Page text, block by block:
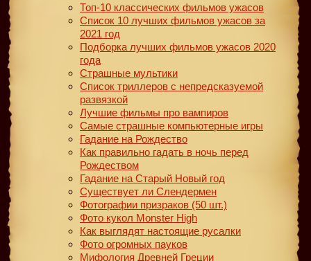
Топ-10 классических фильмов ужасов
Список 10 лучших фильмов ужасов за
2021 год
Подборка лучших фильмов ужасов 2020
года
Страшные мультики
Список триллеров с непредсказуемой
развязкой
Лучшие фильмы про вампиров
Самые страшные компьютерные игры
Гадание на Рождество
Как правильно гадать в ночь перед
Рождеством
Гадание на Старый Новый год
Существует ли Слендермен
Фотографии призраков (50 шт.)
Фото кукол Monster High
Как выглядят настоящие русалки
Фото огромных пауков
Мифология Древней Греции